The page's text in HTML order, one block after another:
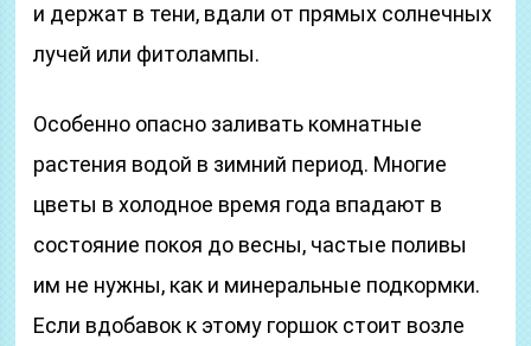
и держат в тени, вдали от прямых солнечных
лучей или фитолампы.
Особенно опасно заливать комнатные
растения водой в зимний период. Многие
цветы в холодное время года впадают в
состояние покоя до весны, частые поливы
им не нужны, как и минеральные подкормки.
Если вдобавок к этому горшок стоит возле